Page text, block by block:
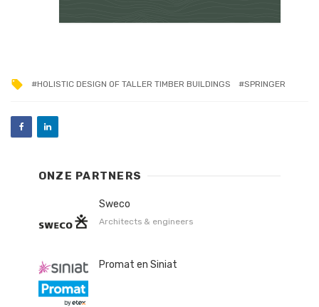
HOLISTIC DESIGN OF TALLER TIMBER BUILDINGS SPRINGER
ONZE PARTNERS
Sweco
Architects & engineers
Promat en Siniat